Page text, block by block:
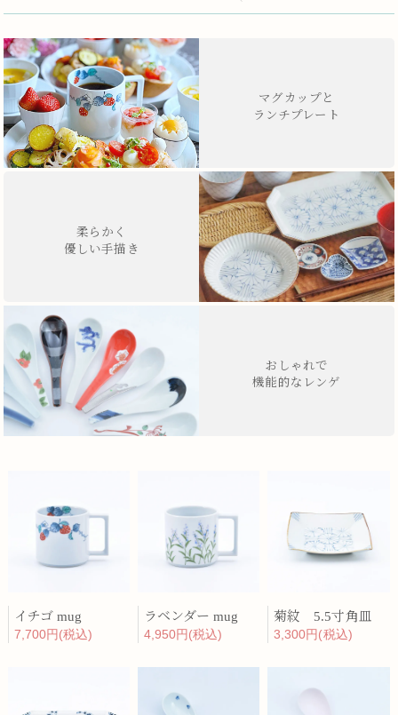
マグカップと
ランチプレート
柔らかく
優しい手描き
おしゃれで
機能的なレンゲ
イチゴ mug
7,700円(税込)
ラベンダー mug
4,950円(税込)
菊紋 5.5寸角皿
3,300円(税込)